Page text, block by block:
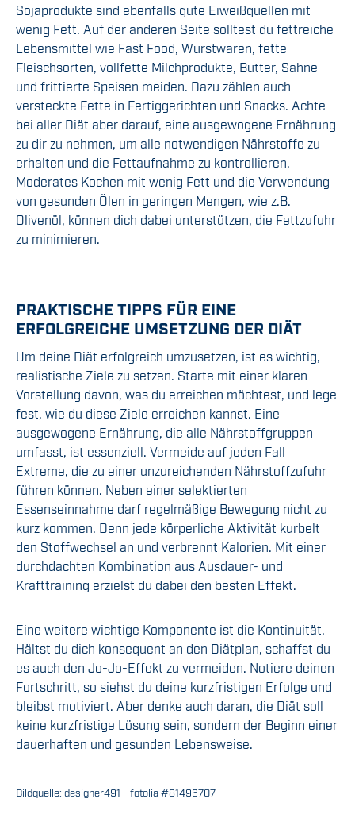
Sojaprodukte sind ebenfalls gute Eiweißquellen mit
wenig Fett. Auf der anderen Seite solltest du fettreiche
Lebensmittel wie Fast Food, Wurstwaren, fette
Fleischsorten, vollfette Milchprodukte, Butter, Sahne
und frittierte Speisen meiden. Dazu zählen auch
versteckte Fette in Fertiggerichten und Snacks. Achte
bei aller Diät aber darauf, eine ausgewogene Ernährung
zu dir zu nehmen, um alle notwendigen Nährstoffe zu
erhalten und die Fettaufnahme zu kontrollieren.
Moderates Kochen mit wenig Fett und die Verwendung
von gesunden Ölen in geringen Mengen, wie z.B.
Olivenöl, können dich dabei unterstützen, die Fettzufuhr
zu minimieren.
PRAKTISCHE TIPPS FÜR EINE
ERFOLGREICHE UMSETZUNG DER DIÄT
Um deine Diät erfolgreich umzusetzen, ist es wichtig,
realistische Ziele zu setzen. Starte mit einer klaren
Vorstellung davon, was du erreichen möchtest, und lege
fest, wie du diese Ziele erreichen kannst. Eine
ausgewogene Ernährung, die alle Nährstoffgruppen
umfasst, ist essenziell. Vermeide auf jeden Fall
Extreme, die zu einer unzureichenden Nährstoffzufuhr
führen können. Neben einer selektierten
Essenseinnahme darf regelmäßige Bewegung nicht zu
kurz kommen. Denn jede körperliche Aktivität kurbelt
den Stoffwechsel an und verbrennt Kalorien. Mit einer
durchdachten Kombination aus Ausdauer- und
Krafttraining erzielst du dabei den besten Effekt.
Eine weitere wichtige Komponente ist die Kontinuität.
Hältst du dich konsequent an den Diätplan, schaffst du
es auch den Jo-Jo-Effekt zu vermeiden. Notiere deinen
Fortschritt, so siehst du deine kurzfristigen Erfolge und
bleibst motiviert. Aber denke auch daran, die Diät soll
keine kurzfristige Lösung sein, sondern der Beginn einer
dauerhaften und gesunden Lebensweise.
Bildquelle: designer491 - fotolia #81496707